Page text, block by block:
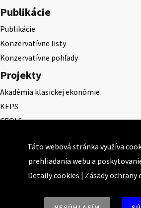
Publikácie
Publikácie
Konzervatívne listy
Konzervatívne pohľady
Projekty
Akadémia klasickej ekonómie
KEPS
CEQLS
Cena Ernesta Valka
Študentská esej
Deň daňového odbremenenia
Táto webová stránka využíva
prehliadania webu a
Detaily cookies | Zásady ochrany